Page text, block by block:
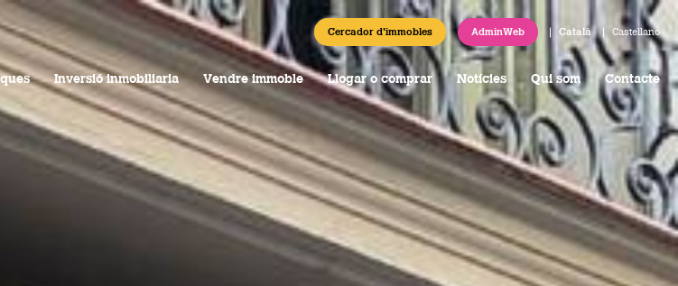
Cercador d'immobles AdminWeb Català Castellano
Inversió inmobiliaria Vendre immoble Llogar o comprar Notícies Qui som Contacte
Ref. L-0329 1.500,00€ 130,00 m